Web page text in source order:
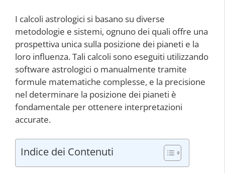
I calcoli astrologici si basano su diverse
metodologie e sistemi, ognuno dei quali offre una
prospettiva unica sulla posizione dei pianeti e la
loro influenza. Tali calcoli sono eseguiti utilizzando
software astrologici o manualmente tramite
formule matematiche complesse, e la precisione
nel determinare la posizione dei pianeti è
fondamentale per ottenere interpretazioni
accurate.
Indice dei Contenuti